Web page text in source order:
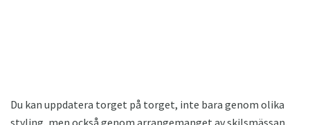
Du kan uppdatera torget på torget, inte bara genom olika
styling, men också genom arrangemanget av skilsmässan.